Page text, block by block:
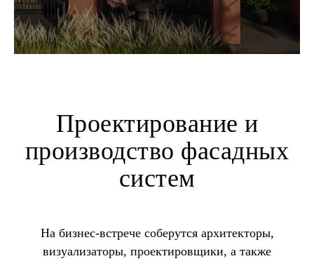
Проектирование и
производство фасадных
систем
На бизнес-встрече соберутся архитекторы,
визуализаторы, проектировщики, а также